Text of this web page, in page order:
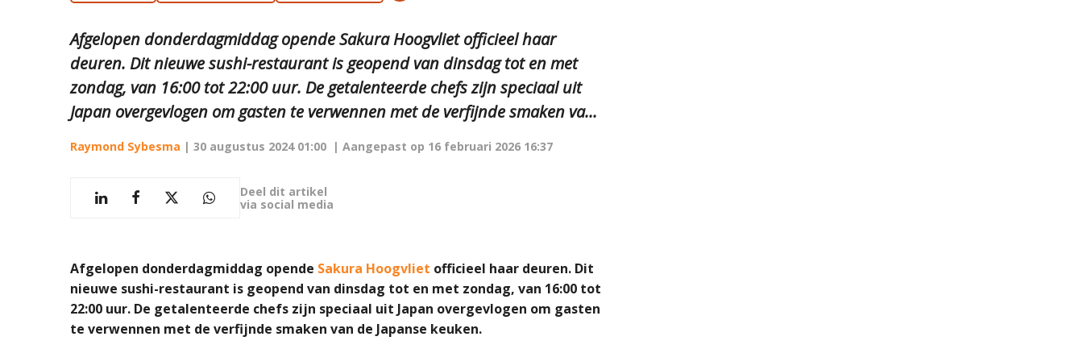
Afgelopen donderdagmiddag opende Sakura Hoogvliet officieel haar
deuren. Dit nieuwe sushi-restaurant is geopend van dinsdag tot en met
zondag, van 16:00 tot 22:00 uur. De getalenteerde chefs zijn speciaal uit
Japan overgevlogen om gasten te verwennen met de verfijnde smaken va...
Raymond Sybesma | 30 augustus 2024 01:00 | Aangepast op 16 februari 2026 16:37
Deel dit artikel
via social media
Afgelopen donderdagmiddag opende Sakura Hoogvliet officieel haar deuren. Dit
nieuwe sushi-restaurant is geopend van dinsdag tot en met zondag, van 16:00 tot
22:00 uur. De getalenteerde chefs zijn speciaal uit Japan overgevlogen om gasten
te verwennen met de verfijnde smaken van de Japanse keuken.